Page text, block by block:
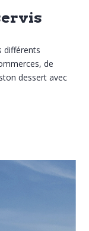
différents
de
dessert avec